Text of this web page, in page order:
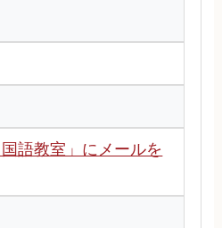
語教室」にメールを